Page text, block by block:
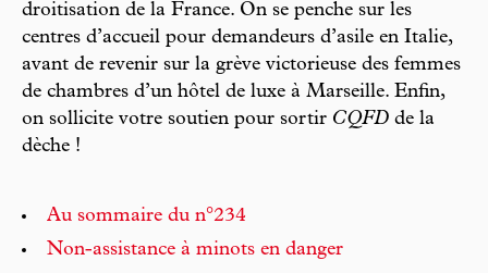
droitisation de la France. On se penche sur les
centres d’accueil pour demandeurs d’asile en Italie,
avant de revenir sur la grève victorieuse des femmes
de chambres d’un hôtel de luxe à Marseille. Enfin,
on sollicite votre soutien pour sortir CQFD de la
dèche !
Au sommaire du n°234
Non-assistance à minots en danger